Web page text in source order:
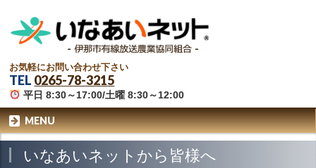
お気軽にお問い合わせ下さい
TEL 0265-78-3215
平日 8:30～17:00/土曜 8:30～12:00
MENU
いなあいネットから皆様へ